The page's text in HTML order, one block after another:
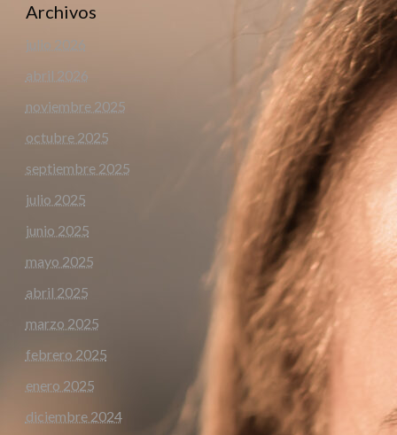
Archivos
julio 2026
abril 2026
noviembre 2025
octubre 2025
septiembre 2025
julio 2025
junio 2025
mayo 2025
abril 2025
marzo 2025
febrero 2025
enero 2025
diciembre 2024